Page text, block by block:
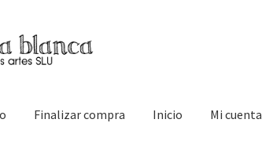
Finalizar compra Inicio Mi cuenta